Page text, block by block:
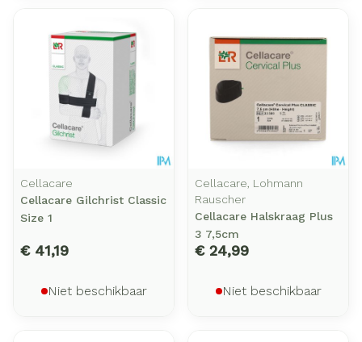
Cellacare
Cellacare Gilchrist Classic
Size 1
€ 41,19
Niet beschikbaar
Cellacare, Lohmann
Rauscher
Cellacare Halskraag Plus
3 7,5cm
€ 24,99
Niet beschikbaar